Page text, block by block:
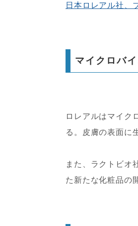
日本ロレアル社、
マイクロバ
ロレアルはマイク
る。皮膚の表面に
また、ラクトビオ
た新たな化粧品の